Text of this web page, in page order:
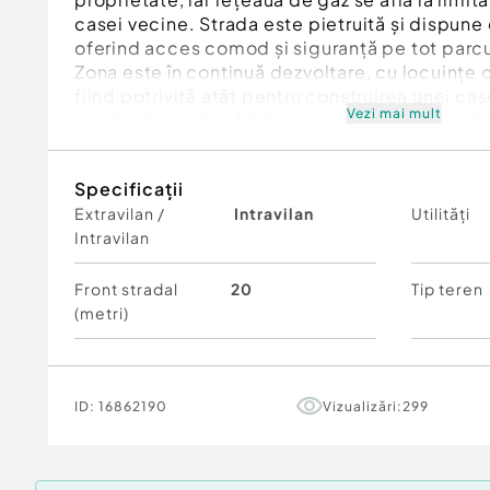
casei vecine. Strada este pietruită și
oferind acces comod și siguranță pe tot
Zona este în continuă dezvoltare, cu locuințe
pentru investiție. Amplasarea și utilitățile
Cod ofertă / ID BLITZ: P173960
Id intern: P173960
Vezi mai mult
Specificații
Extravilan /
Intravilan
Intravilan Utilități
Front stradal
(metri)
20 Tip teren
ID: 16862190 Vizualizări: 299